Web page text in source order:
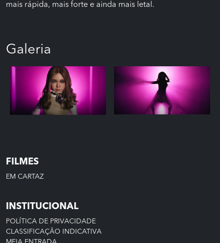
mais rápida, mais forte e ainda mais letal.
Galeria
FILMES
EM CARTAZ
INSTITUCIONAL
POLÍTICA DE PRIVACIDADE
CLASSIFICAÇÃO INDICATIVA